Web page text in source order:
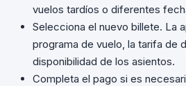
vuelos tardíos o diferentes
Selecciona el nuevo billete. La
programa de vuelo, la tarifa de
disponibilidad de los asientos.
Completa el pago si es